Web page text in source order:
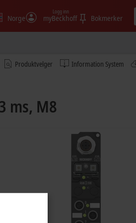
Norge myBeckhoff
Logg inn
Bokmerker
Produktvelger Information System
ms, M8